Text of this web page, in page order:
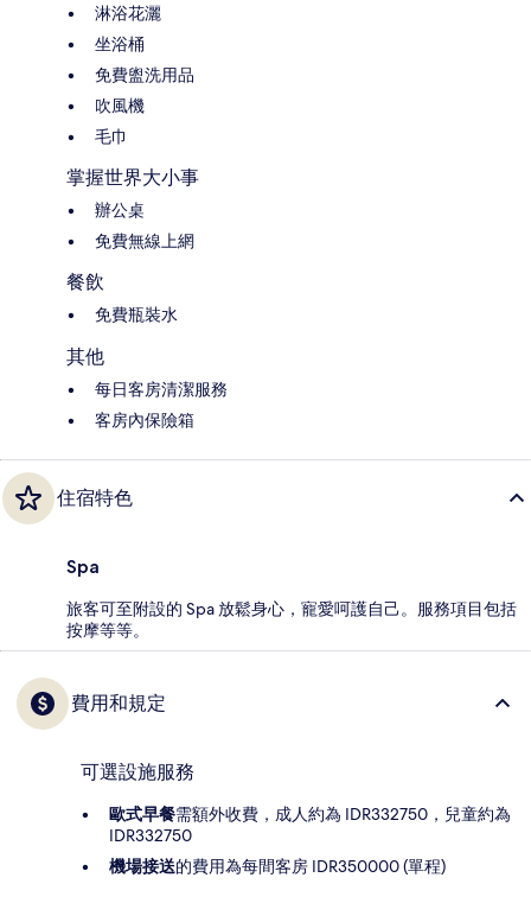
淋浴花灑
坐浴桶
免費盥洗用品
吹風機
毛巾
掌握世界大小事
辦公桌
免費無線上網
餐飲
免費瓶裝水
其他
每日客房清潔服務
客房內保險箱
住宿特色
Spa
旅客可至附設的 Spa 放鬆身心，寵愛呵護自己。服務項目包括
按摩等等。
費用和規定
可選設施服務
歐式早餐需額外收費，成人約為 IDR332750，兒童約為
IDR332750
機場接送的費用為每間客房 IDR350000 (單程)